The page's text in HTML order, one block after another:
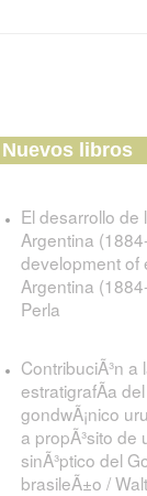
Nuevos libros
El desarrollo de
Argentina
development of
Argentina
Perla
ContribuciÃ³n a
estratigrafÃ­a
gondwÃ¡nico
a propÃ³sito de
sinÃ³ptico del
brasileÃ±o /